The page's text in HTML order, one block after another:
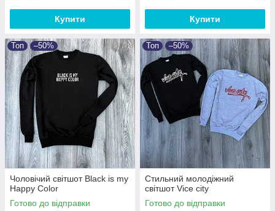
Купити Купити
Топ –50%
Чоловічий світшот Black is my
Happy Color
Готово до відправки
Топ –50%
Стильний молодіжний
світшот Vice city
Готово до відправки